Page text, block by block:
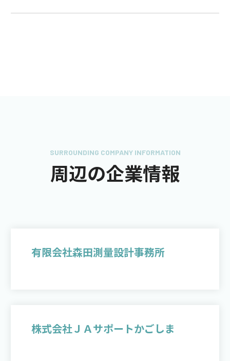
SURROUNDING COMPANY INFORMATION
周辺の企業情報
有限会社森田測量設計事務所
株式会社ＪＡサポートかごしま